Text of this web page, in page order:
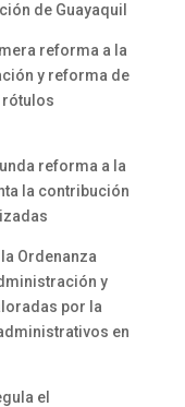
de Guayaquil
reforma a la
y reforma de
rótulos
reforma a la
la contribución
Ordenanza
y
por la
en
el